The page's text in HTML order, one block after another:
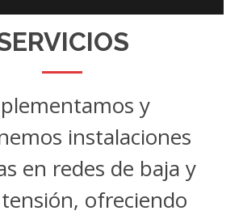
y
instalaciones
en redes de baja y
ofreciendo